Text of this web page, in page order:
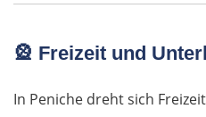
🎡 Freizeit und
In Peniche dreht sich